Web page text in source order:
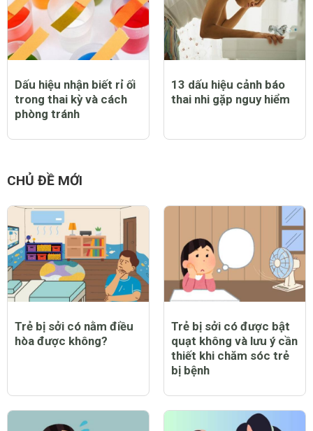
Dấu hiệu nhận biết rỉ ối
trong thai kỳ và cách
phòng tránh
13 dấu hiệu cảnh báo
thai nhi gặp nguy hiểm
CHỦ ĐỀ MỚI
Trẻ bị sởi có nằm điều
hòa được không?
Trẻ bị sởi có được bật
quạt không và lưu ý cần
thiết khi chăm sóc trẻ
bị bệnh